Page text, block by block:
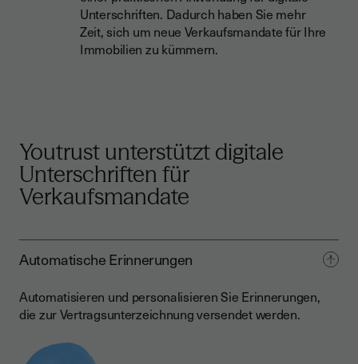
Unterschriften. Dadurch haben Sie mehr
Zeit, sich um neue Verkaufsmandate für Ihre
Immobilien zu kümmern.
Youtrust unterstützt digitale
Unterschriften für
Verkaufsmandate
Automatische Erinnerungen
Automatisieren und personalisieren Sie Erinnerungen,
die zur Vertragsunterzeichnung versendet werden.